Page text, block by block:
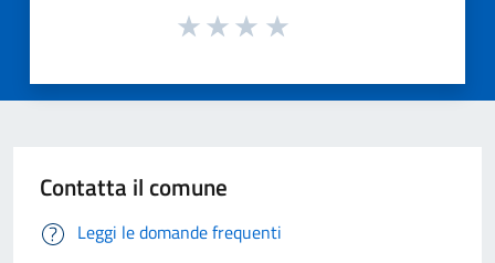
Contatta il comune
Leggi le domande frequenti